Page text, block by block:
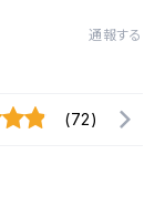
通報する
(72)